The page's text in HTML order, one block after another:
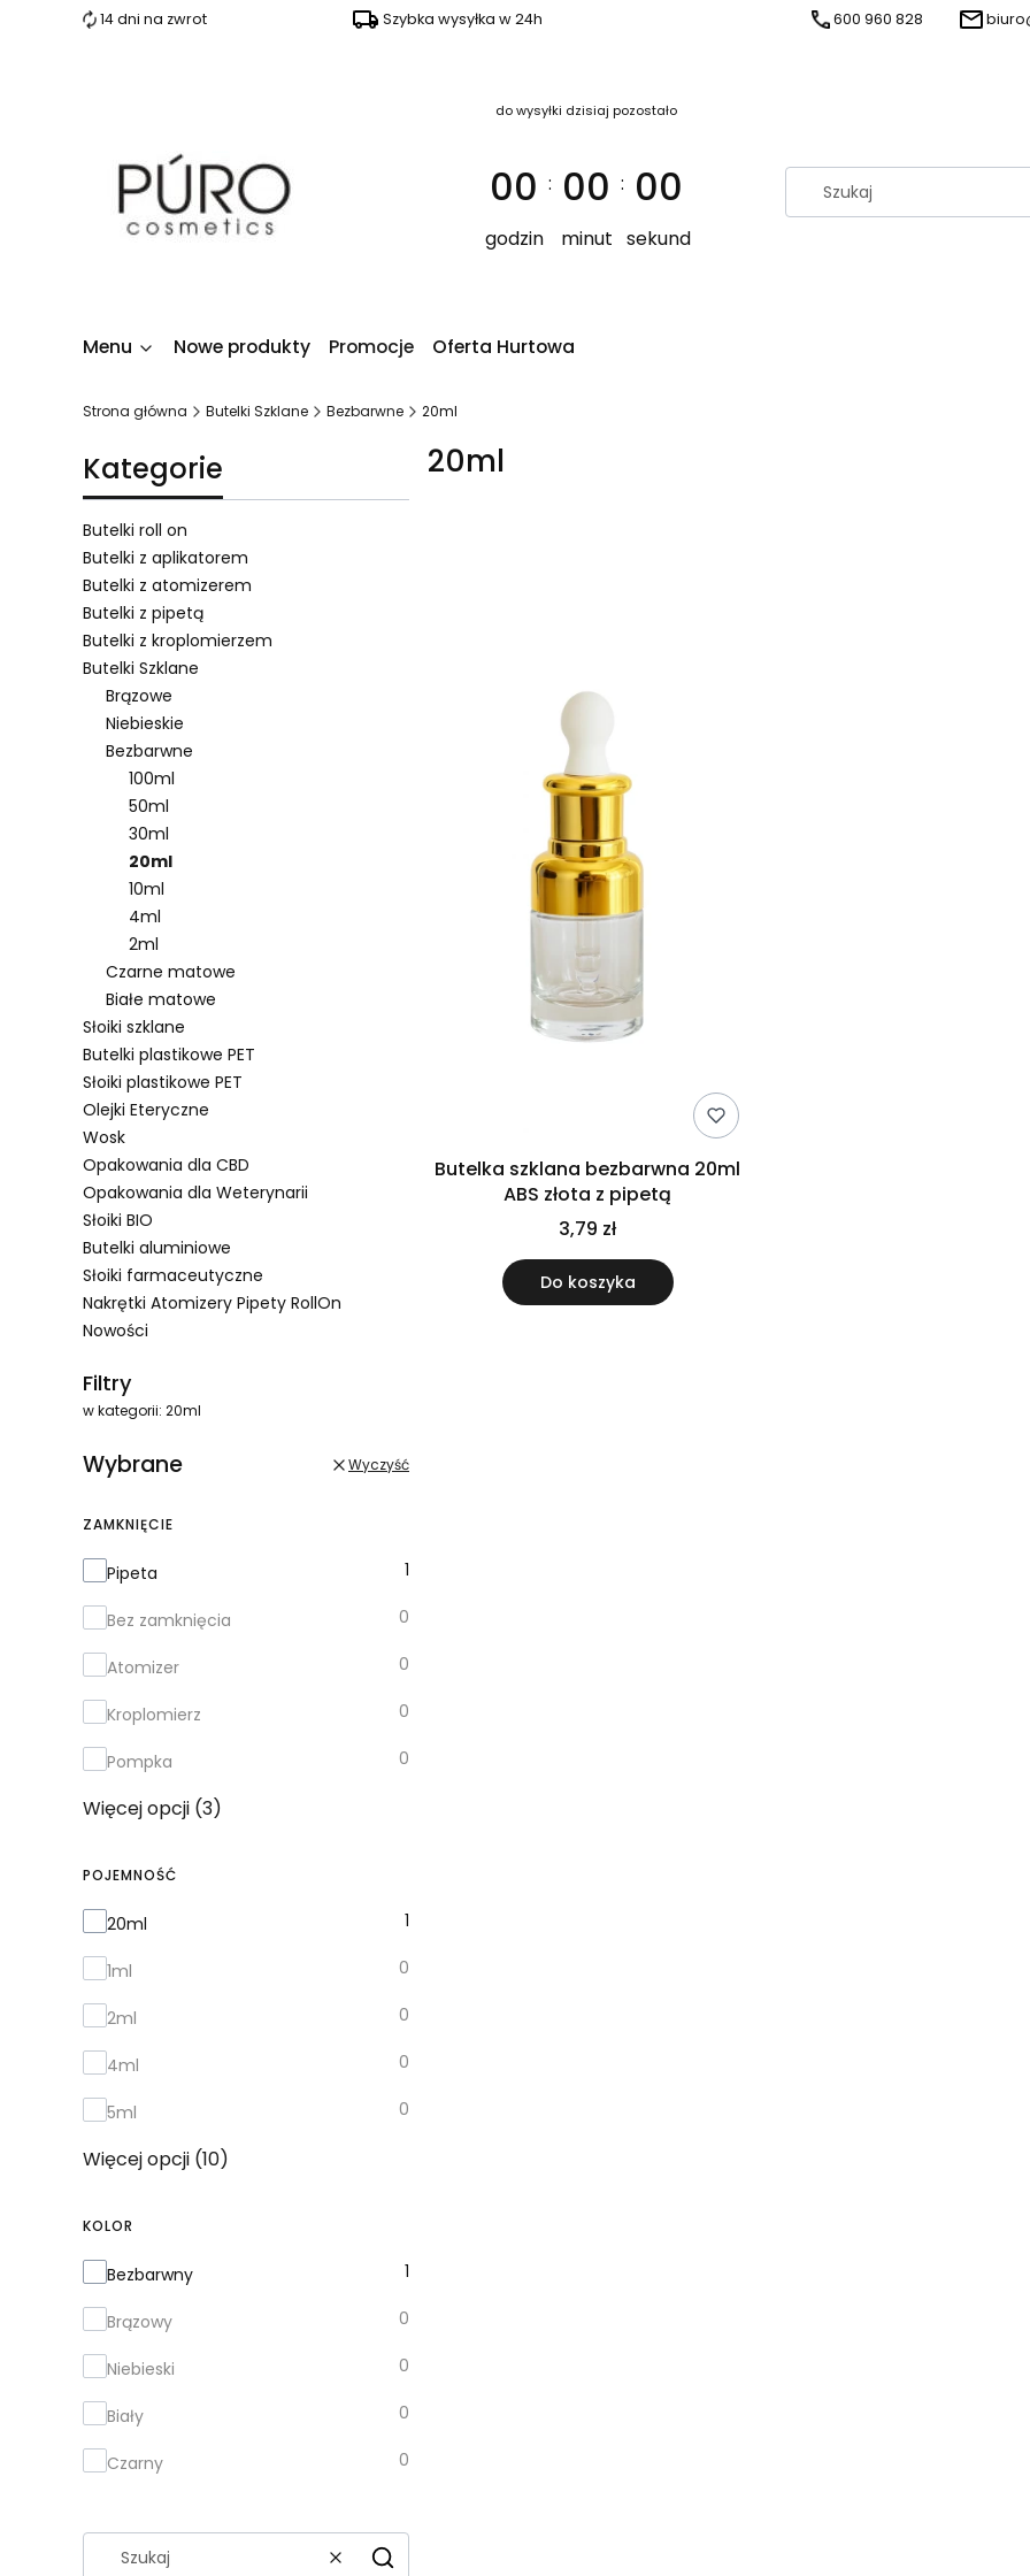
14 dni na zwrot Szybka wysyłka w 24h 600 960 828
do wysyłki dzisiaj pozostało
00
godzin
: 00
minut
: 00
sekund
Menu Nowe produkty Promocje Oferta Hurtowa
Strona główna Butelki Szklane Bezbarwne 20ml
Kategorie
Butelki roll on
Butelki z aplikatorem
Butelki z atomizerem
Butelki z pipetą
Butelki z kroplomierzem
Butelki Szklane
Brązowe
Niebieskie
Bezbarwne
100ml
50ml
30ml
20ml
10ml
4ml
2ml
Czarne matowe
Białe matowe
Słoiki szklane
Butelki plastikowe PET
Słoiki plastikowe PET
Olejki Eteryczne
Wosk
Opakowania dla CBD
Opakowania dla Weterynarii
Słoiki BIO
Butelki aluminiowe
Słoiki farmaceutyczne
Nakrętki Atomizery Pipety RollOn
Nowości
Filtry
w kategorii: 20ml
Wybrane Wyczyść
ZAMKNIĘCIE
Zamknięcie
Pipeta 1
Bez zamknięcia 0
Atomizer 0
Kroplomierz 0
Pompka 0
Więcej opcji (3)
POJEMNOŚĆ
Pojemność
20ml 1
1ml 0
2ml 0
4ml 0
5ml 0
Więcej opcji (10)
KOLOR
Kolor
Bezbarwny 1
Brązowy 0
Niebieski 0
Biały 0
Czarny 0
WyczyśćSzukaj
20ml
Butelka szklana bezbarwna 20ml
ABS złota z pipetą
3,79 zł
Do koszyka